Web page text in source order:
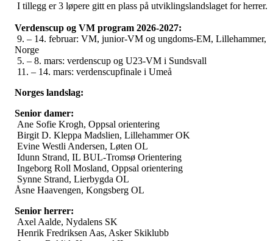
I tillegg er 3 løpere gitt en plass på utviklingslandslaget for herrer.
Verdenscup og VM program 2026-2027:
9. – 14. februar: VM, junior-VM og ungdoms-EM, Lillehammer,
Norge
5. – 8. mars: verdenscup og U23-VM i Sundsvall
11. – 14. mars: verdenscupfinale i Umeå
Norges landslag:
Senior damer:
Ane Sofie Krogh, Oppsal orientering
Birgit D. Kleppa Madslien, Lillehammer OK
Evine Westli Andersen, Løten OL
Idunn Strand, IL BUL-Tromsø Orientering
Ingeborg Roll Mosland, Oppsal orientering
Synne Strand, Lierbygda OL
Åsne Haavengen, Kongsberg OL
Senior herrer:
Axel Aalde, Nydalens SK
Henrik Fredriksen Aas, Asker Skiklubb